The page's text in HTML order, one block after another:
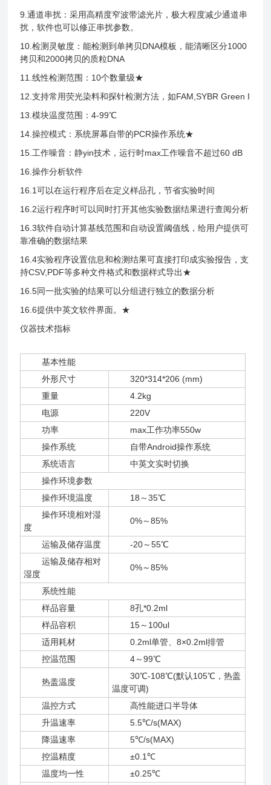
9.通道串扰：采用高精度窄波带滤光片，极大程度减少通道串
扰，软件也可以修正串扰参数。
10.检测灵敏度：能检测到单拷贝DNA模板，能清晰区分1000
拷贝和2000拷贝的质粒DNA
11.线性检测范围：10个数量级★
12.支持常用荧光染料和探针检测方法，如FAM,SYBR Green I
13.模块温度范围：4-99℃
14.操控模式：系统屏幕自带的PCR操作系统★
15.工作噪音：静yin技术，运行时max工作噪音不超过60 dB
16.操作分析软件
16.1可以在运行程序后在定义样品孔，节省实验时间
16.2运行程序时可以同时打开其他实验数据结果进行查阅分析
16.3软件自动计算基线范围和自动设置阈值线，给用户提供可
靠准确的数据结果
16.4实验程序设置信息和检测结果可直接打印成实验报告，支
持CSV,PDF等多种文件格式和数据样式导出★
16.5同一批实验的结果可以分组进行独立的数据分析
16.6提供中英文软件界面。★
仪器技术指标
基本性能
外形尺寸
320*314*206 (mm)
重量
4.2kg
电源
220V
功率
max工作功率550w
操作系统
自带Android操作系统
系统语言
中英文实时切换
操作环境参数
操作环境温度
18～35℃
操作环境相对湿
度
0%～85%
运输及储存温度
-20～55℃
运输及储存相对
湿度
0%～85%
系统性能
样品容量
8孔*0.2ml
样品容积
15～100ul
适用耗材
0.2ml单管、8×0.2ml排管
控温范围
4～99℃
热盖温度
30℃-108℃(默认105℃，热盖
温度可调)
温控方式
高性能进口半导体
升温速率
5.5℃/s(MAX)
降温速率
5℃/s(MAX)
控温精度
±0.1℃
温度均一性
±0.25℃